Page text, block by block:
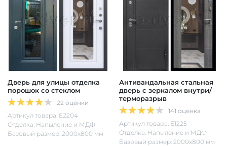
Дверь для улицы отделка
порошок со стеклом
22 оценки
Артикул товара: Е2204
Отделка: Напыление и МДФ
Базовый размер: 2000х800 мм
Антивандальная стальная
дверь с зеркалом внутри/
терморазрыв
141 оценка
Артикул товара: Е1225
Отделка: Напыление и МДФ
Базовый размер: 2000х800 мм